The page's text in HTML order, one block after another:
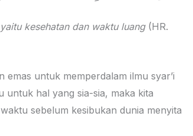
kesehatan dan waktu luang(HR.
untuk memperdalam ilmu syar’i
untuk hal yang sia-sia, maka kita
sebelum kesibukan dunia menyita